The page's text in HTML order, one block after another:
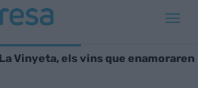
La Vinyeta, els vins que enamoraren